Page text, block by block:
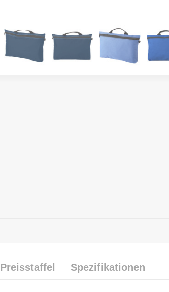
Preisstaffel Spezifikationen